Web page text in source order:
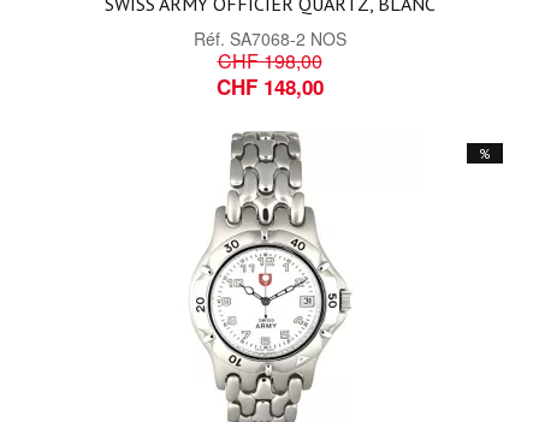
Réf. SA7068-2 NOS
CHF 198,00
CHF 148,00
%